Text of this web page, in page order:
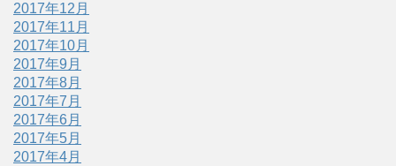
2017年12月
2017年11月
2017年10月
2017年9月
2017年8月
2017年7月
2017年6月
2017年5月
2017年4月